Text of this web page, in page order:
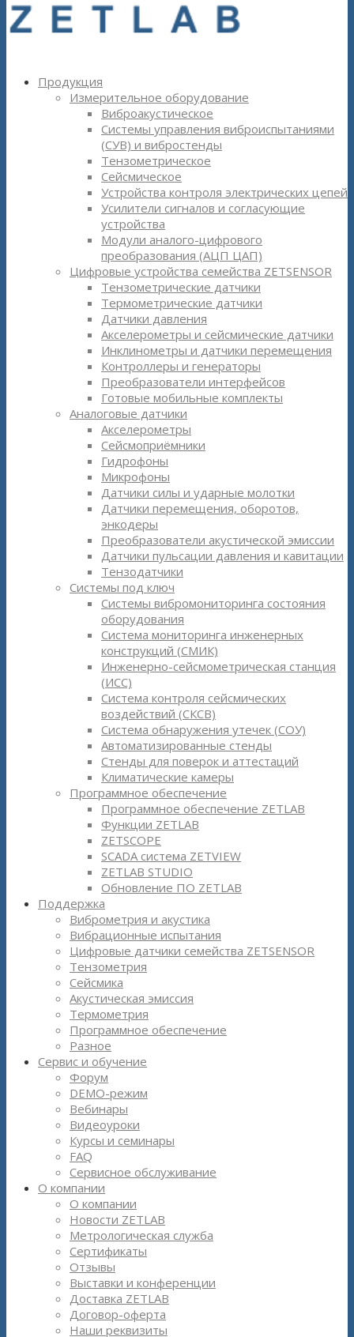
Продукция
Измерительное оборудование
Виброакустическое
Системы управления виброиспытаниями
(СУВ) и вибростенды
Тензометрическое
Сейсмическое
Устройства контроля электрических цепей
Усилители сигналов и согласующие
устройства
Модули аналого-цифрового
преобразования (АЦП ЦАП)
Цифровые устройства семейства ZETSENSOR
Тензометрические датчики
Термометрические датчики
Датчики давления
Акселерометры и сейсмические датчики
Инклинометры и датчики перемещения
Контроллеры и генераторы
Преобразователи интерфейсов
Готовые мобильные комплекты
Аналоговые датчики
Акселерометры
Сейсмоприёмники
Гидрофоны
Микрофоны
Датчики силы и ударные молотки
Датчики перемещения, оборотов,
энкодеры
Преобразователи акустической эмиссии
Датчики пульсации давления и кавитации
Тензодатчики
Системы под ключ
Системы вибромониторинга состояния
оборудования
Система мониторинга инженерных
конструкций (СМИК)
Инженерно-сейсмометрическая станция
(ИСС)
Система контроля сейсмических
воздействий (СКСВ)
Система обнаружения утечек (СОУ)
Автоматизированные стенды
Стенды для поверок и аттестаций
Климатические камеры
Программное обеспечение
Программное обеспечение ZETLAB
Функции ZETLAB
ZETSCOPE
SCADA система ZETVIEW
ZETLAB STUDIO
Обновление ПО ZETLAB
Поддержка
Виброметрия и акустика
Вибрационные испытания
Цифровые датчики семейства ZETSENSOR
Тензометрия
Сейсмика
Акустическая эмиссия
Термометрия
Программное обеспечение
Разное
Сервис и обучение
Форум
DEMO-режим
Вебинары
Видеоуроки
Курсы и семинары
FAQ
Сервисное обслуживание
О компании
О компании
Новости ZETLAB
Метрологическая служба
Сертификаты
Отзывы
Выставки и конференции
Доставка ZETLAB
Договор-оферта
Наши реквизиты